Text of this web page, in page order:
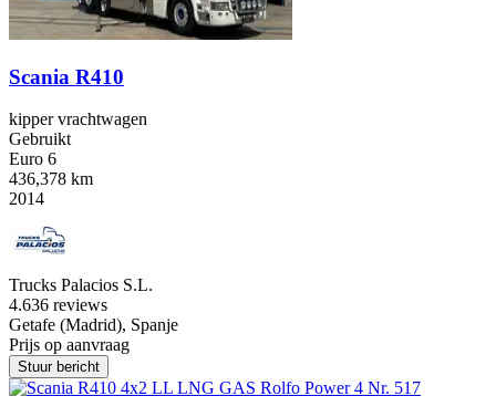
Scania R410
kipper vrachtwagen
Gebruikt
Euro 6
436,378 km
2014
Trucks Palacios S.L.
4.636 reviews
Getafe (Madrid), Spanje
Prijs op aanvraag
Stuur bericht